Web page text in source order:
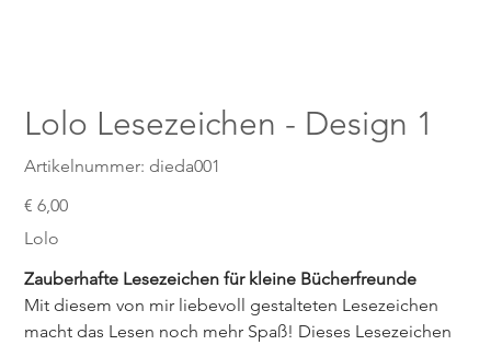
Lolo Lesezeichen - Design 1
Artikelnummer:
Artikelnummer:
dieda001
dieda001
Preis
€ 6,00
Lolo
Zauberhafte Lesezeichen für kleine Bücherfreunde
Mit diesem von mir liebevoll gestalteten Lesezeichen
macht das Lesen noch mehr Spaß! Dieses Lesezeichen